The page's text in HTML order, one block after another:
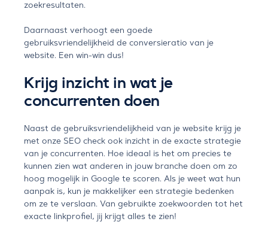
zoekresultaten.
Daarnaast verhoogt een goede
gebruiksvriendelijkheid de conversieratio van je
website. Een win-win dus!
Krijg inzicht in wat je
concurrenten doen
Naast de gebruiksvriendelijkheid van je website krijg je
met onze SEO check ook inzicht in de exacte strategie
van je concurrenten. Hoe ideaal is het om precies te
kunnen zien wat anderen in jouw branche doen om zo
hoog mogelijk in Google te scoren. Als je weet wat hun
aanpak is, kun je makkelijker een strategie bedenken
om ze te verslaan. Van gebruikte zoekwoorden tot het
exacte linkprofiel, jij krijgt alles te zien!